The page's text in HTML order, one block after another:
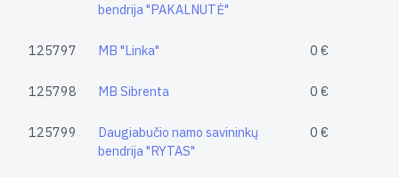
bendrija "PAKALNUTĖ"
125797 MB "Linka" 0 €
125798 MB Sibrenta 0 €
125799
Daugiabučio namo savininkų
bendrija "RYTAS"
0 €